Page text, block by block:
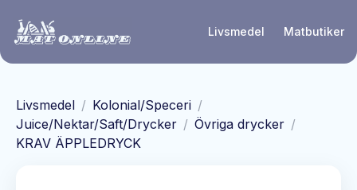
Livsmedel Matbutiker
Livsmedel / Kolonial/Speceri /
Juice/Nektar/Saft/Drycker / Övriga drycker /
KRAV ÄPPLEDRYCK